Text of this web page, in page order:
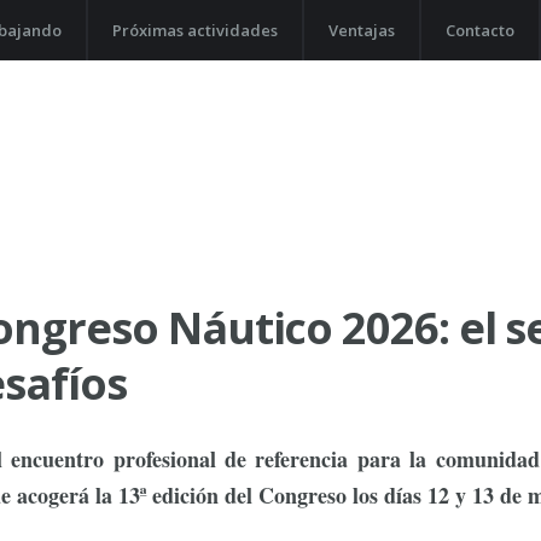
Próximas actividades Ventajas Contacto
Náutico 2026: el
encuentro profesional de referencia para la
acogerá la 13ª edición del Congreso los días 12 y 13 de